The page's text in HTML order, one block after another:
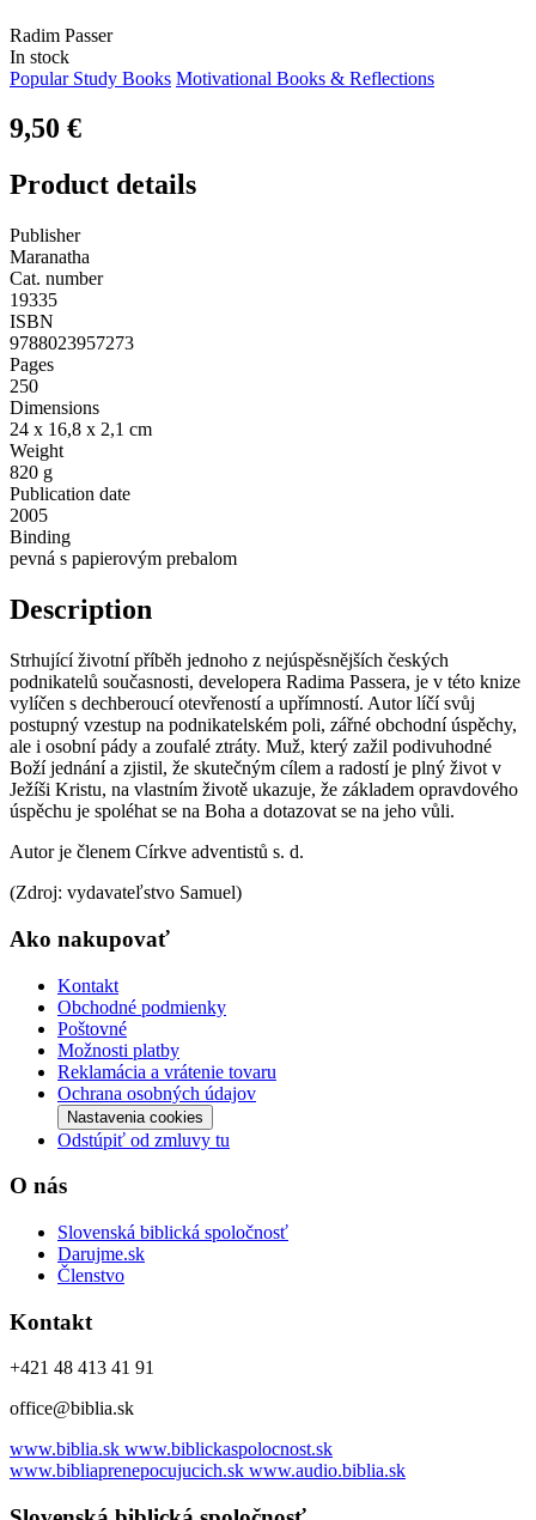
Radim Passer
In stock
Popular Study Books Motivational Books & Reflections
9,50 €
Product details
Publisher
Maranatha
Cat. number
19335
ISBN
9788023957273
Pages
250
Dimensions
24 x 16,8 x 2,1 cm
Weight
820 g
Publication date
2005
Binding
pevná s papierovým prebalom
Description
Strhující životní příběh jednoho z nejúspěsnějších českých
podnikatelů současnosti, developera Radima Passera, je v této knize
vylíčen s dechberoucí otevřeností a upřímností. Autor líčí svůj
postupný vzestup na podnikatelském poli, zářné obchodní úspěchy,
ale i osobní pády a zoufalé ztráty. Muž, který zažil podivuhodné
Boží jednání a zjistil, že skutečným cílem a radostí je plný život v
Ježíši Kristu, na vlastním životě ukazuje, že základem opravdového
úspěchu je spoléhat se na Boha a dotazovat se na jeho vůli.
Autor je členem Církve adventistů s. d.
(Zdroj: vydavateľstvo Samuel)
Ako nakupovať
Kontakt
Obchodné podmienky
Poštovné
Možnosti platby
Reklamácia a vrátenie tovaru
Ochrana osobných údajov
Nastavenia cookies
Odstúpiť od zmluvy tu
O nás
Slovenská biblická spoločnosť
Darujme.sk
Členstvo
Kontakt
+421 48 413 41 91
office@biblia.sk
www.biblia.sk www.biblickaspolocnost.sk
www.bibliaprenepocujucich.sk www.audio.biblia.sk